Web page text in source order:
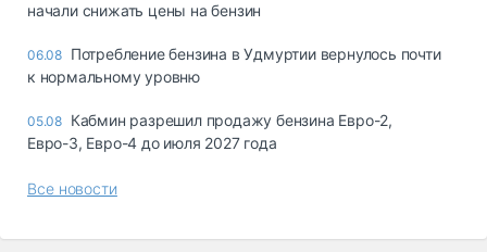
начали снижать цены на бензин
06.08 Потребление бензина в Удмуртии вернулось почти
к нормальному уровню
05.08 Кабмин разрешил продажу бензина Евро-2,
Евро-3, Евро-4 до июля 2027 года
Все новости